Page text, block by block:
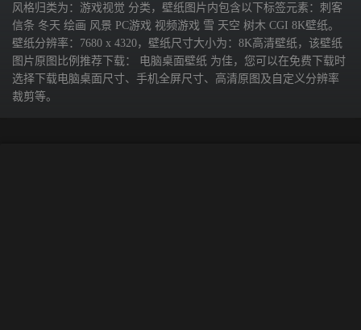
风格归类为：游戏视觉 分类，壁纸图片内包含以下标签元素：刺客
信条 冬天 绘画 风景 PC游戏 视频游戏 雪 天空 树木 CGI 8K壁纸。
壁纸分辨率：7680 x 4320，壁纸尺寸大小为：8K高清壁纸，该壁纸
图片原图比例推荐下载： 电脑桌面壁纸 为佳，您可以在免费下载时
选择下载电脑桌面尺寸、手机全屏尺寸、高清原图及自定义分辨率
裁剪等。